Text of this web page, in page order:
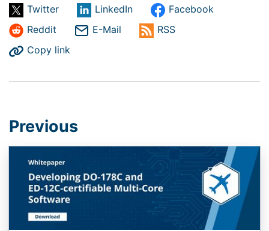
Twitter LinkedIn
Facebook
Reddit
E-Mail
RSS
Copy link
Previous